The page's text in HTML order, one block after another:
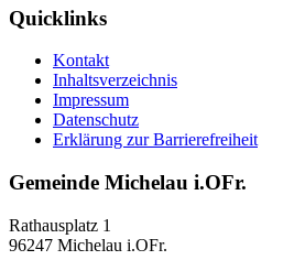
Quicklinks
Kontakt
Inhaltsverzeichnis
Impressum
Datenschutz
Erklärung zur Barrierefreiheit
Gemeinde Michelau i.OFr.
Rathausplatz 1
96247 Michelau i.OFr.